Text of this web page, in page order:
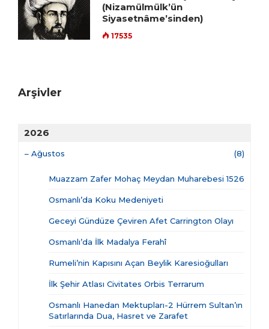
(Nizamülmülk’ün
Siyasetnâme’sinden)
17535
Arşivler
2026
– Ağustos (8)
Muazzam Zafer Mohaç Meydan Muharebesi 1526
Osmanlı’da Koku Medeniyeti
Geceyi Gündüze Çeviren Afet Carrington Olayı
Osmanlı’da İlk Madalya Ferahî
Rumeli’nin Kapısını Açan Beylik Karesioğulları
İlk Şehir Atlası Civitates Orbis Terrarum
Osmanlı Hanedan Mektupları-2 Hürrem Sultan’ın
Satırlarında Dua, Hasret ve Zarafet